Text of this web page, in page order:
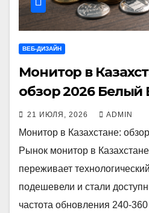
ВЕБ-ДИЗАЙН
Монитор в
обзор 2026 Белый
21 ИЮЛЯ, 2026 ADMIN
Монитор в Казахстане:
Рынок монитор в
переживает
подешевели и стали
частота обновления 240-